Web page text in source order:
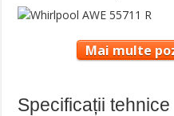
Mai multe
Specificații tehnice